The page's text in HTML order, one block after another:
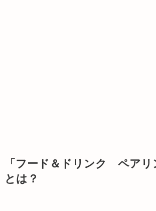
「 フード＆ドリンク ペアリ
とは？